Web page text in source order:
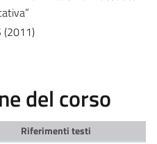
(2011)
del corso
Riferimenti testi